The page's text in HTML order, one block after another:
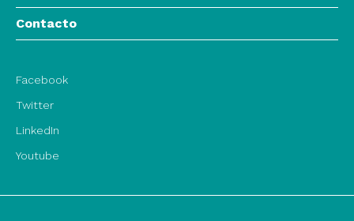
Contacto
Facebook
Twitter
LinkedIn
Youtube